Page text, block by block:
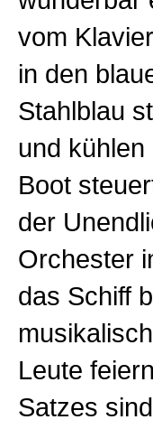
vom
in den
Stahlblau
und
Boot
der
Orchester
das Schiff
Leute
Satzes